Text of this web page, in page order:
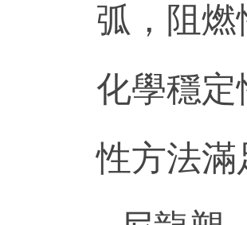
弧，阻
化學穩定
性方法滿